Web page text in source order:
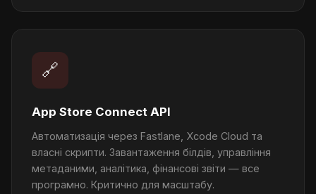
🔗
App Store Connect API
Автоматизація через Fastlane, Xcode Cloud та
власні скрипти. Завантаження білдів, управління
метаданими, аналітика, фінансові звіти — все
програмно. Критично для масштабу.